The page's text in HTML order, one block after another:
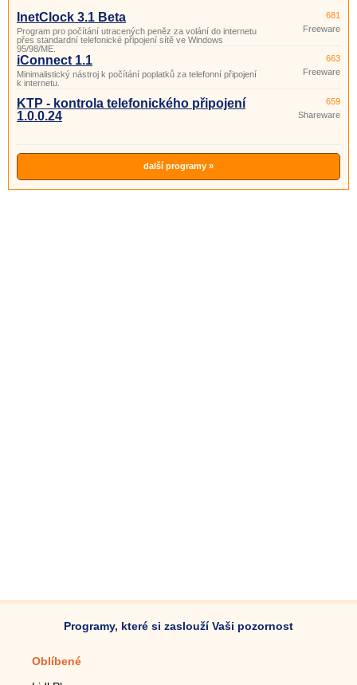
InetClock 3.1 Beta
Program pro počítání utracených peněz za volání do internetu
přes standardní telefonické připojení sítě ve Windows
95/98/ME.
681
Freeware
iConnect 1.1
Minimalistický nástroj k počítání poplatků za telefonní připojení
k internetu.
663
Freeware
KTP - kontrola telefonického připojení
1.0.0.24
659
Shareware
další programy »
Programy, které si zaslouží Vaši pozornost
Oblíbené